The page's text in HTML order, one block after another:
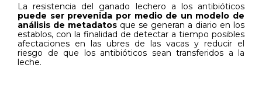
La resistencia del ganado lechero a los antibióticos
puede ser prevenida por medio de un modelo de
análisis de metadatos que se generan a diario en los
establos, con la finalidad de detectar a tiempo posibles
afectaciones en las ubres de las vacas y reducir el
riesgo de que los antibióticos sean transferidos a la
leche.